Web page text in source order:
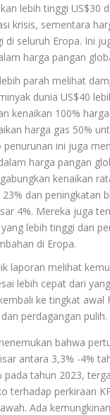
lebih tinggi US$30
krisis, sementara
di seluruh Eropa. Ini
harga pangan
parah melihat
dunia US$40
kenaikan 100%
harga gas 50%
penurunan ini juga
harga pangan
kenaikan
dan peningkatan
4%. Mereka juga
lebih tinggi dan
di Eropa.
laporan melihat
lebih cepat dari
ke tingkat awal
perdagangan pulih.
bahwa
antara 3,3% -4%
pada tahun 2023,
terhadap perkiraan
Ada